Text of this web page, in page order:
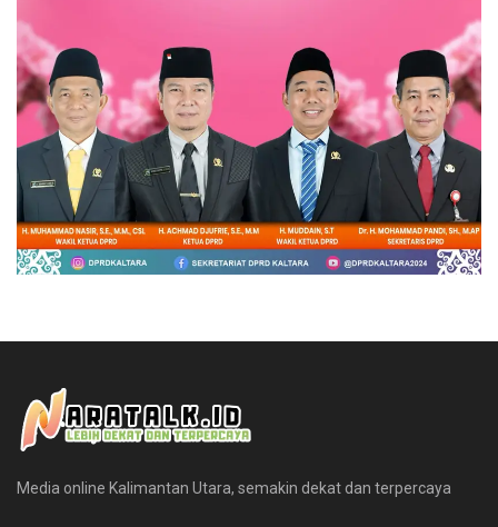
Media online Kalimantan Utara, semakin dekat dan terpercaya